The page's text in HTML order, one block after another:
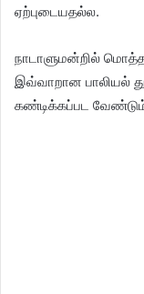
ஏற்புடையதல்ல.
நாடாளுமன்றில்
இவ்வாறான பாலியல்
கண்டிக்கப்பட